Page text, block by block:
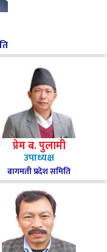
प्रेम ब. पुलामी
उपाध्यक्ष
बागमती प्रदेश समिति